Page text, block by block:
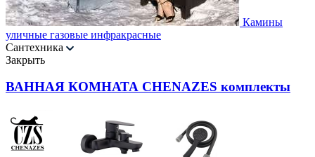
Камины
уличные газовые инфракрасные
Сантехника
Закрыть
ВАННАЯ КОМНАТА CHENAZES комплекты